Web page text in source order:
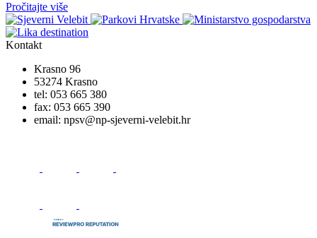
Pročitajte više
Kontakt
Krasno 96
53274 Krasno
tel: 053 665 380
fax: 053 665 390
email: npsv@np-sjeverni-velebit.hr